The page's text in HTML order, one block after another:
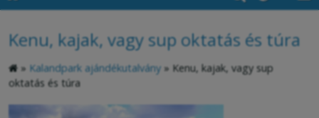
Kenu, kajak, vagy sup oktatás és túra
» Kalandpark ajándékutalvány » Kenu, kajak, vagy sup
oktatás és túra